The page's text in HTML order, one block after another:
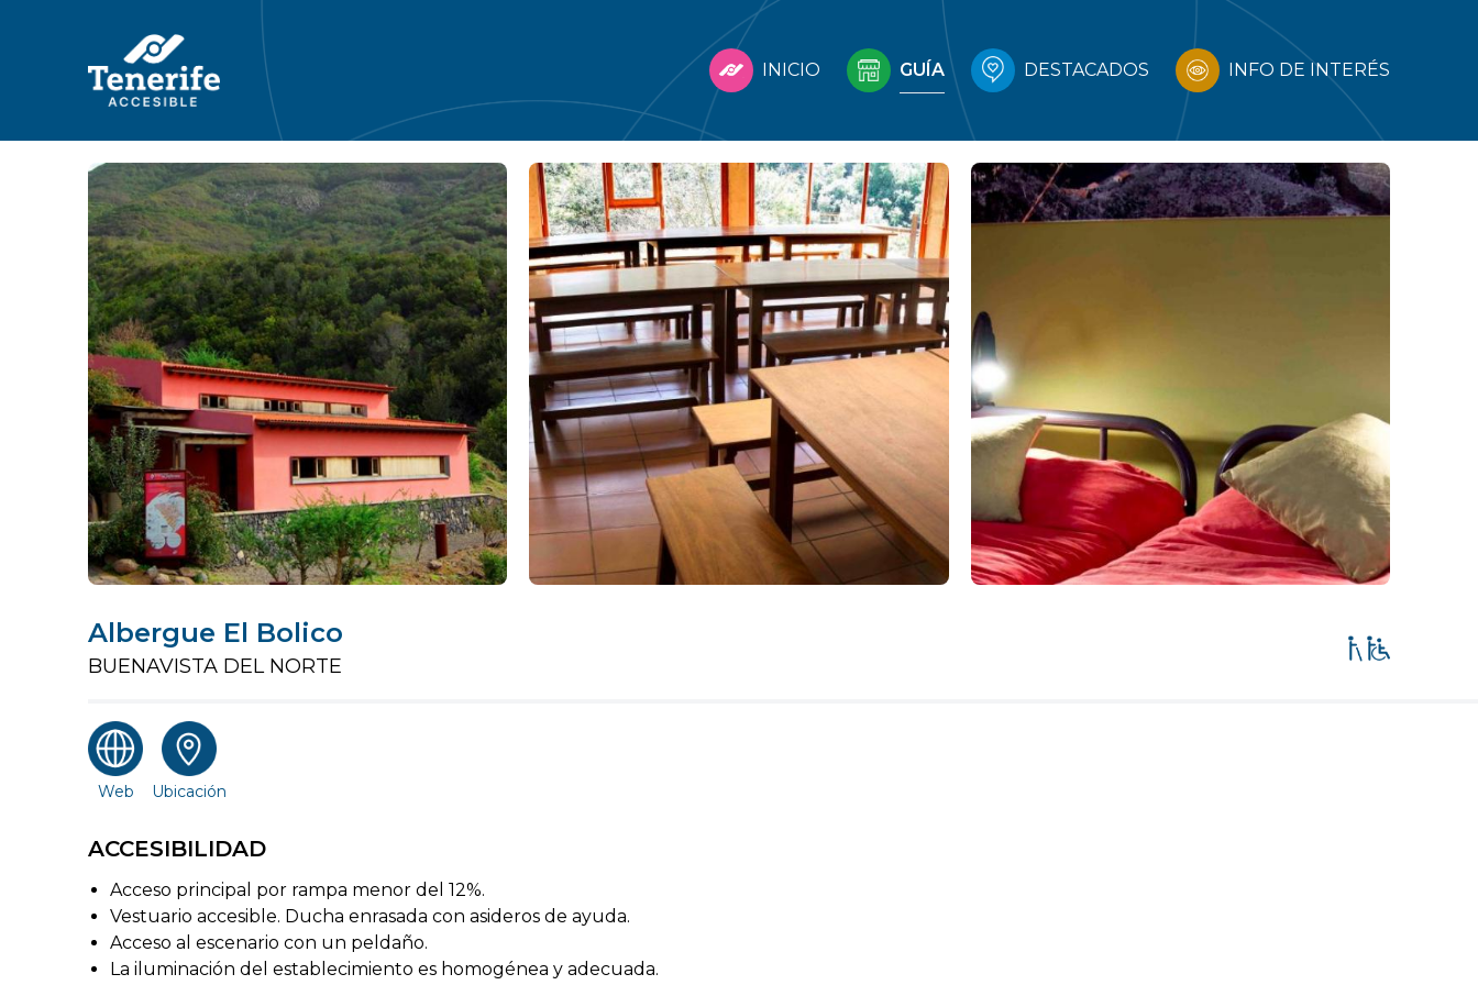
INICIO GUÍA DESTACADOS INFO DE INTERÉS
Albergue El Bolico
BUENAVISTA DEL NORTE
Web Ubicación
ACCESIBILIDAD
Acceso principal por rampa menor del 12%.
Vestuario accesible. Ducha enrasada con asideros de ayuda.
Acceso al escenario con un peldaño.
La iluminación del establecimiento es homogénea y adecuada.